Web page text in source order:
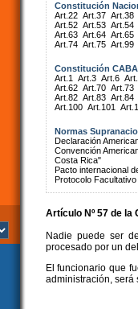
Constitución
Art.22 Art.37 Art.38
Art.52 Art.53 Art.54
Art.63 Art.64 Art.65
Art.74 Art.75 Art.99
Constitución CABA
Art.1
Art.3 Art.6
Art.62 Art.70 Art.73
Art.82 Art.83 Art.84
Art.100 Art.101
Normas
Declaración
Convención
Costa Rica"
Pacto internacional
Protocolo
Artículo Nº 57 de la
Nadie puede ser
procesado por un
El funcionario que
administración, será